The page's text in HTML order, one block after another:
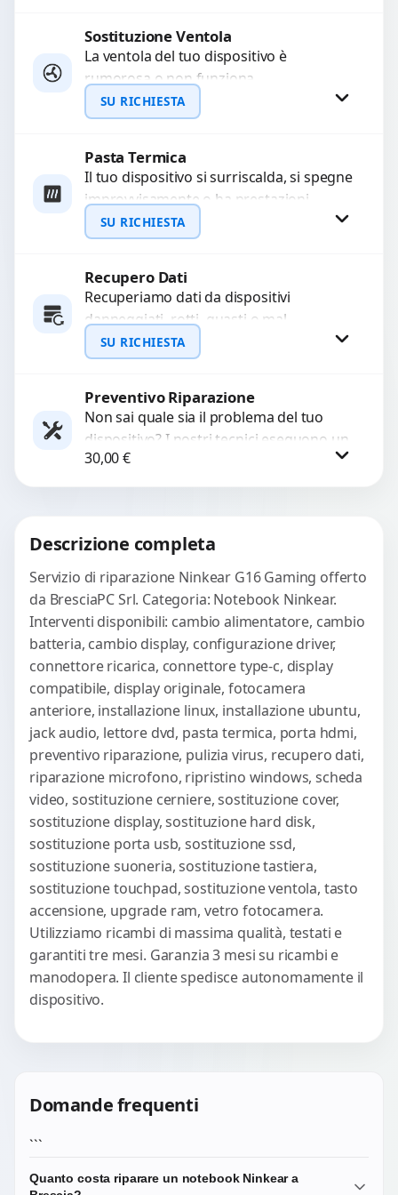
Richiedi Preventivo
WhatsApp
Sostituzione Ventola
La ventola del tuo dispositivo è
rumorosa o non funziona
correttamente? Offriamo la sostituzione
con componenti di alta qualità
SU RICHIESTA
Richiedi Preventivo
WhatsApp
Pasta Termica
Il tuo dispositivo si surriscalda, si spegne
improvvisamente o ha prestazioni
rallentate a causa di polvere o pasta
termica usurata?...
SU RICHIESTA
Richiedi Preventivo
WhatsApp
Recupero Dati
Recuperiamo dati da dispositivi
danneggiati, rotti, guasti o mal
funzionanti. Utilizziamo strumenti
avanzati per recuperare file importanti
SU RICHIESTA
Richiedi Preventivo
WhatsApp
Preventivo Riparazione
Non sai quale sia il problema del tuo
dispositivo? I nostri tecnici eseguono un
check-up completo con strumenti
avanzati per...
30,00€
Descrizione completa
Servizio di riparazione Ninkear G16 Gaming offerto
da BresciaPC Srl. Categoria: Notebook Ninkear.
Interventi disponibili: cambio alimentatore, cambio
batteria, cambio display, configurazione driver,
connettore ricarica, connettore type-c, display
compatibile, display originale, fotocamera
anteriore, installazione linux, installazione ubuntu,
jack audio, lettore dvd, pasta termica, porta hdmi,
preventivo riparazione, pulizia virus, recupero dati,
riparazione microfono, ripristino windows, scheda
video, sostituzione cerniere, sostituzione cover,
sostituzione display, sostituzione hard disk,
sostituzione porta usb, sostituzione ssd,
sostituzione suoneria, sostituzione tastiera,
sostituzione touchpad, sostituzione ventola, tasto
accensione, upgrade ram, vetro fotocamera.
Utilizziamo ricambi di massima qualità, testati e
garantiti tre mesi. Garanzia 3 mesi su ricambi e
manodopera. Il cliente spedisce autonomamente il
dispositivo.
Domande frequenti
```
Quanto costa riparare un notebook Ninkear a